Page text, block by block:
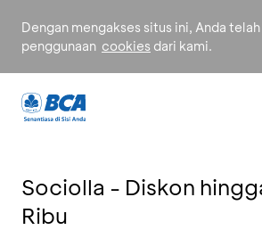
Dengan mengakses situs ini, Anda
penggunaan cookies dari kami.
Sociolla - Diskon
Ribu